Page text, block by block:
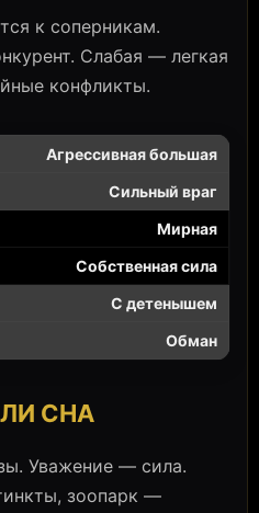
к соперникам.
Слабая — легкая
конфликты.
Агрессивная большая
Сильный враг
Мирная
Собственная сила
С детенышем
Обман
СНА
Уважение — сила.
зоопарк —